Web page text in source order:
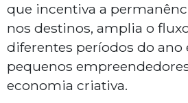
que incentiva a
nos destinos, amplia o
diferentes períodos do ano
pequenos
economia criativa.